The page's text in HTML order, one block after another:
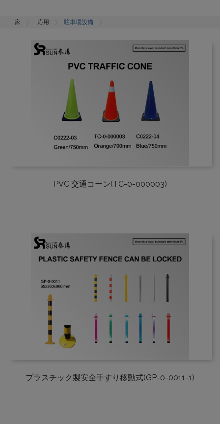
家 応用 駐車場設備
PVC 交通コーン(TC-0-000003)
プラスチック製安全手すり移動式(GP-0-0011-1)